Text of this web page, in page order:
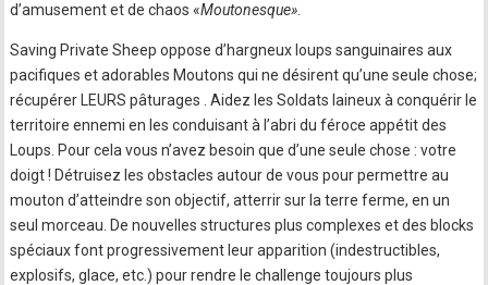
d’amusement et de chaos «Moutonesque»
Saving Private Sheep oppose d’hargneux loups sanguinaires aux
pacifiques et adorables Moutons qui ne désirent qu’une seule chose;
récupérer LEURS pâturages . Aidez les Soldats laineux à conquérir le
territoire ennemi en les conduisant à l’abri du féroce appétit des
Loups. Pour cela vous n’avez besoin que d’une seule chose : votre
doigt ! Détruisez les obstacles autour de vous pour permettre au
mouton d’atteindre son objectif, atterrir sur la terre ferme, en un
seul morceau. De nouvelles structures plus complexes et des blocks
spéciaux font progressivement leur apparition (indestructibles,
explosifs, glace, etc.) pour rendre le challenge toujours plus